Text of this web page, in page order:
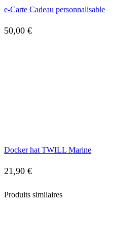
e-Carte Cadeau personnalisable
50,00 €
Docker hat TWILL Marine
21,90 €
Produits similaires